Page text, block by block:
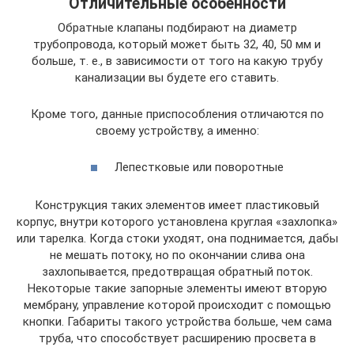
Обратные клапаны подбирают на диаметр
трубопровода, который может быть 32, 40, 50 мм и
больше, т. е., в зависимости от того на какую трубу
канализации вы будете его ставить.
Кроме того, данные приспособления отличаются по
своему устройству, а именно:
Лепестковые или поворотные
Конструкция таких элементов имеет пластиковый
корпус, внутри которого установлена круглая «захлопка»
или тарелка. Когда стоки уходят, она поднимается, дабы
не мешать потоку, но по окончании слива она
захлопывается, предотвращая обратный поток.
Некоторые такие запорные элементы имеют вторую
мембрану, управление которой происходит с помощью
кнопки. Габариты такого устройства больше, чем сама
труба, что способствует расширению просвета в